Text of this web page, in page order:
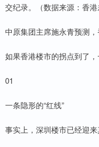
交纪录。（数据来源：香
中原集团主席施永青预测，
如果香港楼市的拐点到了
01
一条隐形的“红线”
事实上，深圳楼市已经迎来